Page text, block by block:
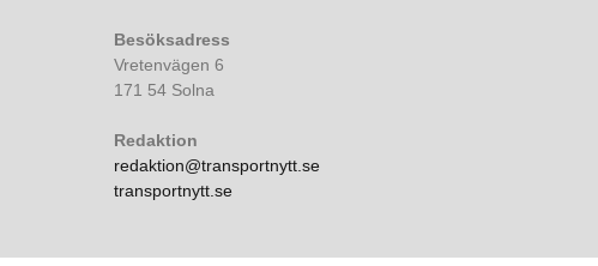
Besöksadress
Vretenvägen 6
171 54 Solna
Redaktion
redaktion@transportnytt.se
transportnytt.se